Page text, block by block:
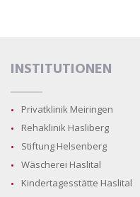
INSTITUTIONEN
Privatklinik Meiringen
Rehaklinik Hasliberg
Stiftung Helsenberg
Wäscherei Haslital
Kindertagesstätte Haslital